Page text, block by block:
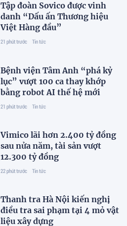
Tập đoàn Sovico được vinh
danh “Dấu ấn Thương hiệu
Việt Hàng đầu”
21 phút trước Tin tức
Bệnh viện Tâm Anh “phá kỷ
lục” vượt 100 ca thay khớp
bằng robot AI thế hệ mới
21 phút trước Tin tức
Vimico lãi hơn 2.400 tỷ đồng
sau nửa năm, tài sản vượt
12.300 tỷ đồng
22 phút trước Tin tức
Thanh tra Hà Nội kiến nghị
điều tra sai phạm tại 4 mỏ vật
liệu xây dựng